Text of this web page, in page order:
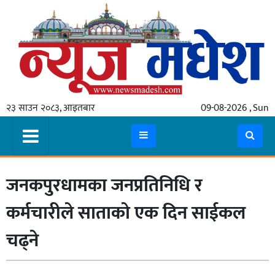
२३ साउन २०८३, आइतबार 09-08-2026 , Sun
गृहपृष्ठ
स्थानीय
प्रदेश
मधेश
प्रदेश
लुम्बिनी
गण्डकी
जनकपुरधामका जनप्रतिनिधि र
कर्मचारीले साताको एक दिन साईकल
चढ्ने